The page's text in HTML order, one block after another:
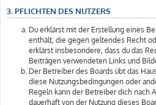
3. PFLICHTEN DES NUTZERS
Du erklärst mit der Erstellung eines
enthält, die gegen geltendes Recht
erklärst insbesondere, dass du das
Beiträgen verwendeten Links und
Der Betreiber des Boards übt das
diese Nutzungsbedingungen oder
Regeln kann der Betreiber dich nach
dauerhaft von der Nutzung dieses